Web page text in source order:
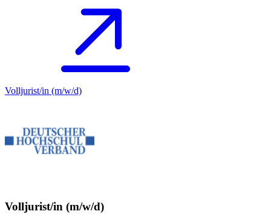
Volljurist/in (m/w/d)
Volljurist/in (m/w/d)